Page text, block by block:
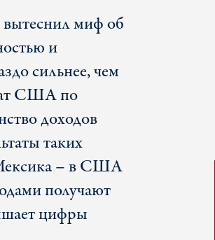
миф об
и
сильнее, чем
США по
доходов
таких
– в США
получают
цифры